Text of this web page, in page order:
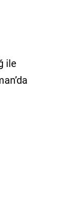
ile